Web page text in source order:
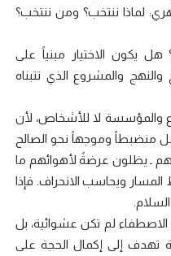
لماذا ننتخب؟ ومن ننتخب؟
يكون الاختيار مبنياً على
والمشروع الذي تتبناه
والمؤسسة لا للأشخاص، لأن
منضبطاً وموجهاً نحو الصالح
ـ يظلون عرضةً لأهوائهم ما
ويحاسب الانحراف. فإذا
الاصطفاء لم تكن عشوائية، بل
إلى إكمال الحجة على